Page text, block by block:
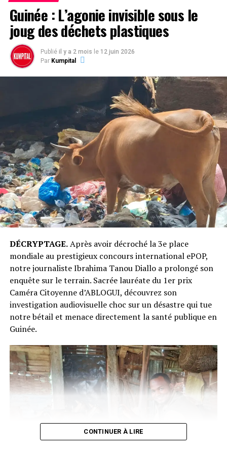
couteau dans la plaie
Guinée : L’agonie invisible sous le
joug des déchets plastiques
Publié il y a 2 mois le 12 juin 2026
Par Kumpital
DÉCRYPTAGE.Après avoir décroché la 3e place
mondiale au prestigieux concours international ePOP,
notre journaliste Ibrahima Tanou Diallo a prolongé son
enquête sur le terrain. Sacrée lauréate du 1er prix
Caméra Citoyenne d’ABLOGUI, découvrez son
investigation audiovisuelle choc sur un désastre qui tue
notre bétail et menace directement la santé publique en
Guinée.
CONTINUER À LIRE